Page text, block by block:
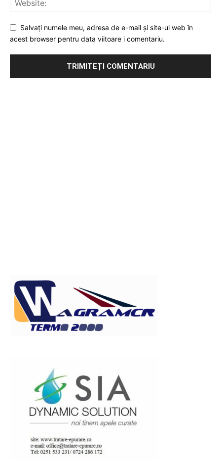
Salvați numele meu, adresa de e-mail și site-ul web în
acest browser pentru data viitoare i comentariu.